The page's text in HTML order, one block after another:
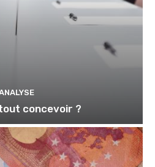
concevoir ?